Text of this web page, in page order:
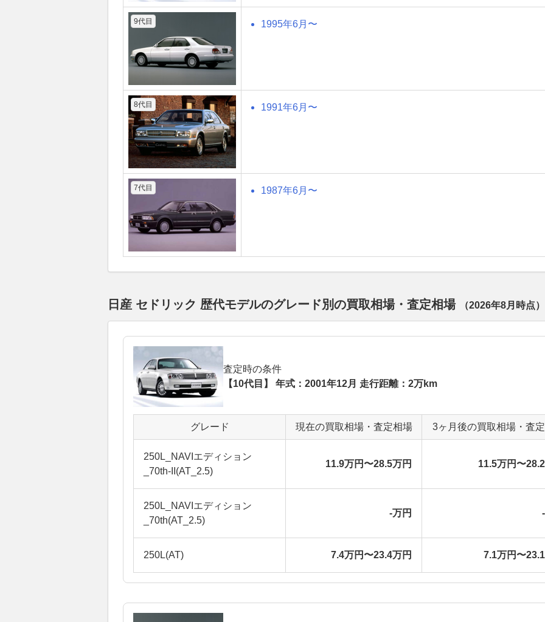
9代目 1995年6月〜
8代目 1991年6月〜
7代目 1987年6月〜
日産 セドリック 歴代モデルのグレード別の買取相場・査定相場 （2026年8月 時点）
査定時の条件
【10代目】 年式：2001年12月 走行距離：2万km
グレード 現在の買取相場・査定相場 3ヶ月後の買取相場・査
250L_NAVIエディション
_70th-II(AT_2.5)
11.9万円〜28.5万円 11.5万円〜
250L_NAVIエディション
_70th(AT_2.5)
-万円
250L(AT) 7.4万円〜23.4万円 7.1万円〜